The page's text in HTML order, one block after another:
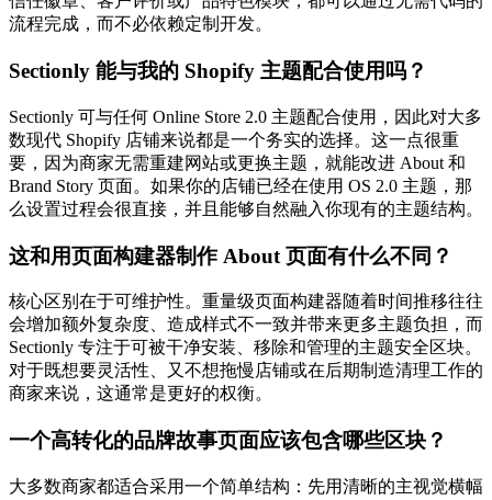
流程完成，而不必依赖定制开发。
Sectionly 能与我的 Shopify 主题配合使用吗？
Sectionly 可与任何 Online Store 2.0 主题配合使用，因此对大多
数现代 Shopify 店铺来说都是一个务实的选择。这一点很重
要，因为商家无需重建网站或更换主题，就能改进 About 和
Brand Story 页面。如果你的店铺已经在使用 OS 2.0 主题，那
么设置过程会很直接，并且能够自然融入你现有的主题结构。
这和用页面构建器制作 About 页面有什么不同？
核心区别在于可维护性。重量级页面构建器随着时间推移往往
会增加额外复杂度、造成样式不一致并带来更多主题负担，而
Sectionly 专注于可被干净安装、移除和管理的主题安全区块。
对于既想要灵活性、又不想拖慢店铺或在后期制造清理工作的
商家来说，这通常是更好的权衡。
一个高转化的品牌故事页面应该包含哪些区块？
大多数商家都适合采用一个简单结构：先用清晰的主视觉横幅